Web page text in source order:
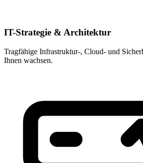
IT-Strategie & Architektur
Tragfähige Infrastruktur-, Cloud- und
Ihnen wachsen.